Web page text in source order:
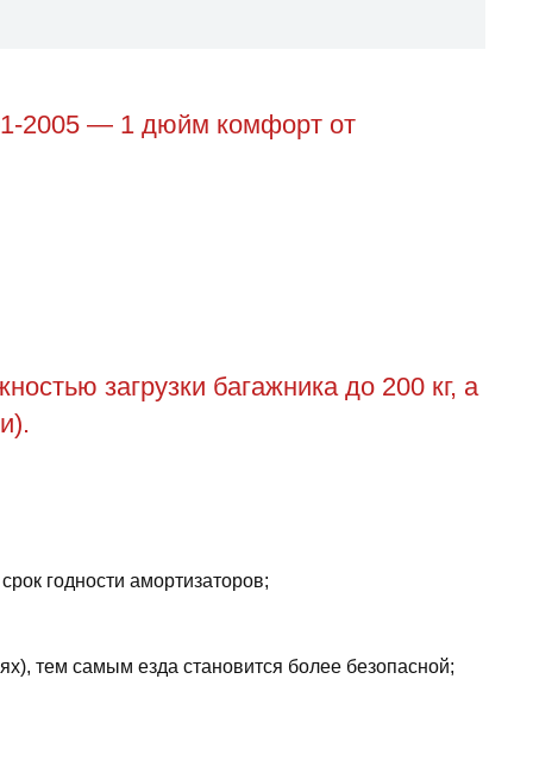
2005 — 1 дюйм комфорт от
загрузки багажника до 200 кг, а
годности амортизаторов;
тем самым езда становится более безопасной;